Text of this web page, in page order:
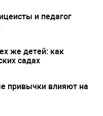
и педагог
же детей: как
садах
привычки влияют на